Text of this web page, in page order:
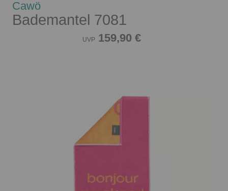
Cawö
Bademantel 7081
UVP 159,90 €